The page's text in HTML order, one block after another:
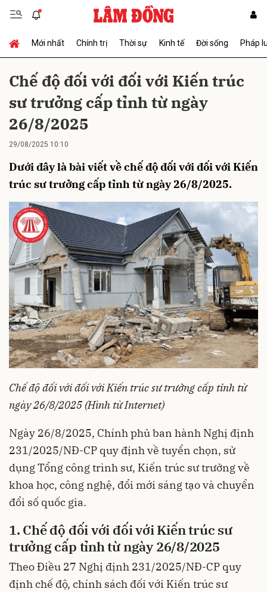
Mới nhất Chính trị Thời sự Kinh tế Đời sống Pháp
Chế độ đối với đối với Kiến trúc
sư trưởng cấp tỉnh từ ngày
26/8/2025
29/08/2025 10:10
Dưới đây là bài viết về chế độ đối với đối với Kiến
trúc sư trưởng cấp tỉnh từ ngày 26/8/2025.
Chế độ đối với đối với Kiến trúc sư trưởng cấp tỉnh từ
ngày 26/8/2025 (Hình từ Internet)
Ngày 26/8/2025, Chính phủ ban hành Nghị định
231/2025/NĐ-CP quy định về tuyển chọn, sử
dụng Tổng công trình sư, Kiến trúc sư trưởng về
khoa học, công nghệ, đổi mới sáng tạo và chuyển
đổi số quốc gia.
1. Chế độ đối với đối với Kiến trúc sư
trưởng cấp tỉnh từ ngày 26/8/2025
Theo Điều 27 Nghị định 231/2025/NĐ-CP quy
định chế độ, chính sách đối với Kiến trúc sư
Gửi bình luận
Hủy